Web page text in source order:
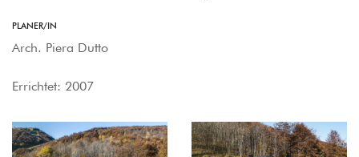
PLANER/IN
Arch. Piera Dutto
Errichtet: 2007